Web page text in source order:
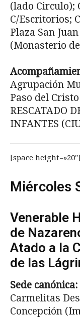
(lado Cir­culo);
C/Escritorios;
Plaza San
(Monasterio
Agrupación
Paso del
RESCATADO
INFANTES
[space height=»20″]
Miércoles
Venerable
de
Atado a la
de las
Sede canónica:
Carmelitas
Concepción